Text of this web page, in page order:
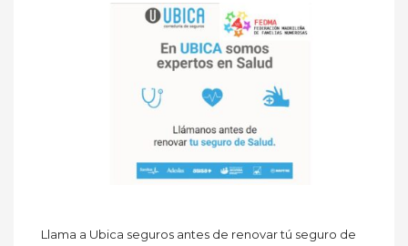
Llama a Ubica seguros antes de renovar tú seguro de